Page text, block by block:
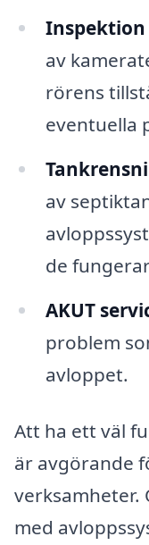
av
rörens
eventuella
av
de
AKUT
problem
avloppet.
Att ha ett väl
är avgörande
verksamheter.
med